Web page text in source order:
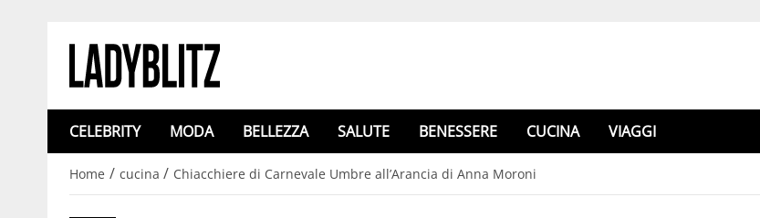
CELEBRITY MODA BELLEZZA SALUTE BENESSERE CUCINA VIAGGI
Home / cucina / Chiacchiere di Carnevale Umbre all’Arancia di Anna Moroni